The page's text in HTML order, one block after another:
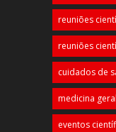
reuniões
reuniões
cuidados de
medicina
eventos